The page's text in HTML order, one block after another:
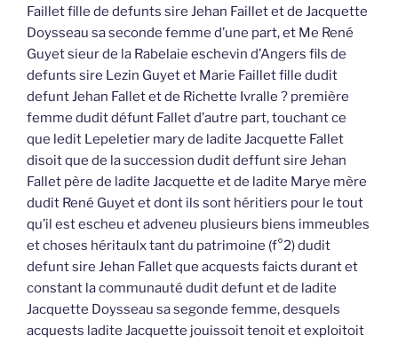
Faillet fille de defunts sire Jehan Faillet et de Jacquette
Doysseau sa seconde femme d’une part, et Me René
Guyet sieur de la Rabelaie eschevin d’Angers fils de
defunts sire Lezin Guyet et Marie Faillet fille dudit
defunt Jehan Fallet et de Richette Ivralle ? première
femme dudit défunt Fallet d’autre part, touchant ce
que ledit Lepeletier mary de ladite Jacquette Fallet
disoit que de la succession dudit deffunt sire Jehan
Fallet père de ladite Jacquette et de ladite Marye mère
dudit René Guyet et dont ils sont héritiers pour le tout
qu’il est escheu et adveneu plusieurs biens immeubles
et choses héritaulx tant du patrimoine (f°2) dudit
defunt sire Jehan Fallet que acquests faicts durant et
constant la communauté dudit defunt et de ladite
Jacquette Doysseau sa segonde femme, desquels
acquests ladite Jacquette jouissoit tenoit et exploitoit